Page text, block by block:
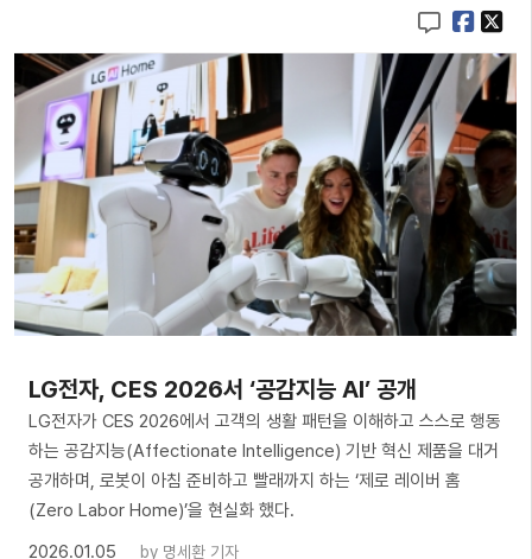
LG전자, CES 2026서 ‘공감지능 AI’ 공개
LG전자가 CES 2026에서 고객의 생활 패턴을 이해하고 스스로 행동
하는 공감지능(Affectionate Intelligence) 기반 혁신 제품을 대거
공개하며, 로봇이 아침 준비하고 빨래까지 하는 ‘제로 레이버 홈
(Zero Labor Home)’을 현실화 했다.
2026.01.05
by 명세환 기자